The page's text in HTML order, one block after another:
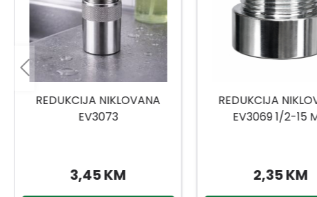
REDUKCIJA NIKLOVANA
EV3069 1/2-15 MM
2,35 KM
REDUKCIJA
EV3071
3,55 KM